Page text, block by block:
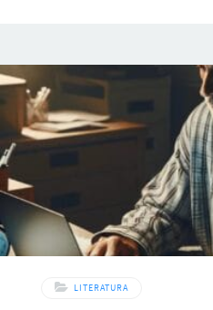
da cidade de Uruk, e sua
imortalidade. Mais do que
aventura, a Epopeia de
LITERATURA